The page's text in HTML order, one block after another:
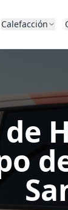
Calefacción